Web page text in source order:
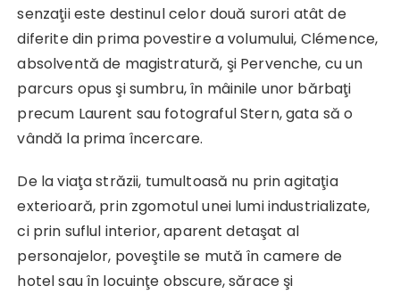
senzaţii este destinul celor două surori atât de
diferite din prima povestire a volumului, Clémence,
absolventă de magistratură, şi Pervenche, cu un
parcurs opus şi sumbru, în mâinile unor bărbaţi
precum Laurent sau fotograful Stern, gata să o
vândă la prima încercare.
De la viaţa străzii, tumultoasă nu prin agitaţia
exterioară, prin zgomotul unei lumi industrializate,
ci prin suflul interior, aparent detaşat al
personajelor, poveştile se mută în camere de
hotel sau în locuinţe obscure, sărace şi